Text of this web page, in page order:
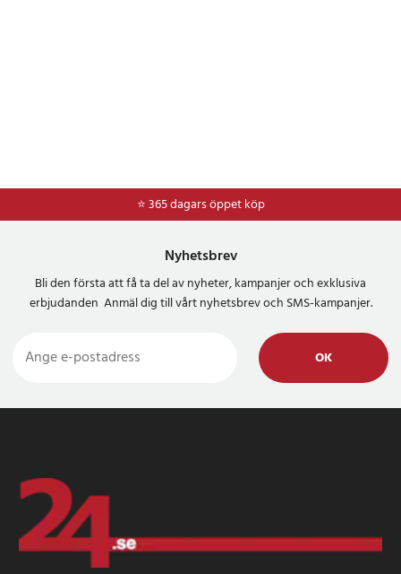
⭐ 365 dagars öppet köp
⭐Frakt 49kr *
Nyhetsbrev
Bli den första att få ta del av nyheter, kampanjer och exklusiva
erbjudanden Anmäl dig till vårt nyhetsbrev och SMS-kampanjer.
OK